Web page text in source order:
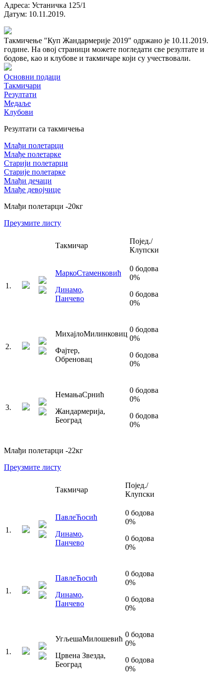
Адреса: Устаничка 125/1
Датум: 10.11.2019.
Такмичење "Куп Жандармерије 2019" одржано је 10.11.2019.
године. На овој страници можете погледати све резултате и
бодове, као и клубове и такмичаре који су учествовали.
Основни подаци
Такмичари
Резултати
Медаље
Клубови
Резултати са такмичења
Млађи полетарци
Млађе полетарке
Старији полетарци
Старије полетарке
Млађи дечаци
Млађе девојчице
Млађи полетарци -20кг
Преузмите листу
Такмичар
Појед./
Клупски
1 .
МаркоСтаменковић
Динамо,
Панчево
0 бодова
0%
0 бодова
0%
2.
МихајлоМилинковиц
Фајтер,
Обреновац
0 бодова
0%
0 бодова
0%
3.
НемањаСрнић
Жандармерија,
Београд
0 бодова
0%
0 бодова
0%
Млађи полетарци -22кг
Преузмите листу
Такмичар
Појед./
Клупски
1 .
ПавлеЋосић
Динамо,
Панчево
0 бодова
0%
0 бодова
0%
1 .
ПавлеЋосић
Динамо,
Панчево
0 бодова
0%
0 бодова
0%
1 .
УгљешаМилошевић
Црвена Звезда,
Београд
0 бодова
0%
0 бодова
0%